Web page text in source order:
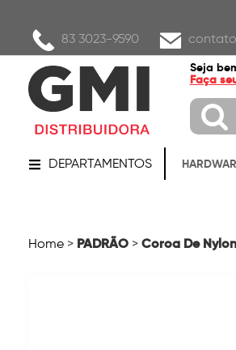
83 3023-9590
Seja
Faça
DEPARTAMENTOS
Home > PADRÃO > Coroa De